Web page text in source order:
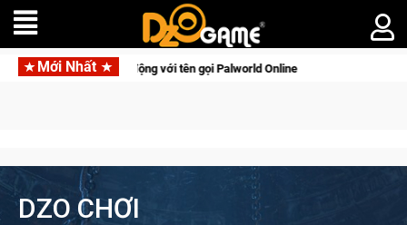
Mới Nhất
tồn lên di động với tên gọi Palworld Online
DZO CHƠI